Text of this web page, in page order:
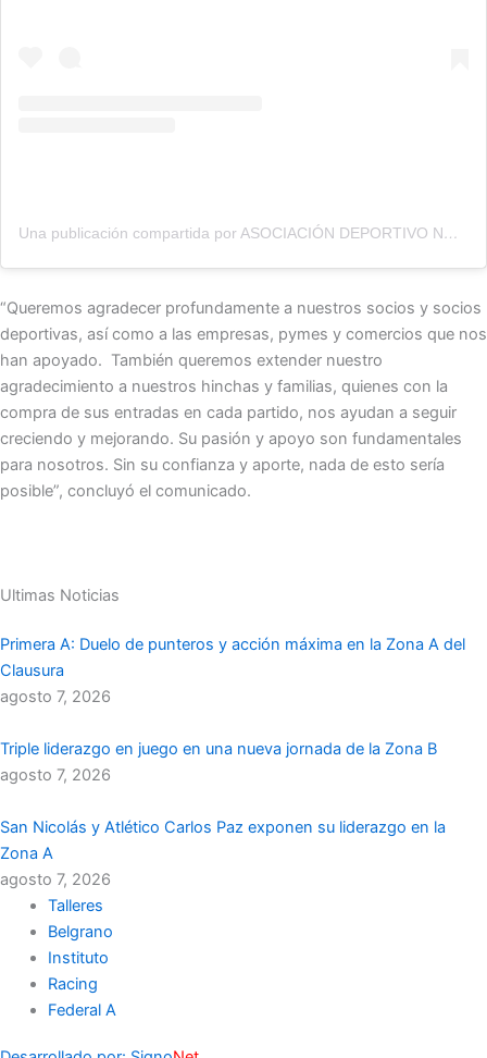
Una publicación compartida por ASOCIACIÓN DEPORTIVO NORTE (@deportivonorteoficial)
“Queremos agradecer profundamente a nuestros socios y socios
deportivas, así como a las empresas, pymes y comercios que nos
han apoyado. También queremos extender nuestro
agradecimiento a nuestros hinchas y familias, quienes con la
compra de sus entradas en cada partido, nos ayudan a seguir
creciendo y mejorando. Su pasión y apoyo son fundamentales
para nosotros. Sin su confianza y aporte, nada de esto sería
posible”, concluyó el comunicado.
Ultimas Noticias
Primera A: Duelo de punteros y acción máxima en la Zona A del
Clausura
agosto 7, 2026
Triple liderazgo en juego en una nueva jornada de la Zona B
agosto 7, 2026
San Nicolás y Atlético Carlos Paz exponen su liderazgo en la
Zona A
agosto 7, 2026
Talleres
Belgrano
Instituto
Racing
Federal A